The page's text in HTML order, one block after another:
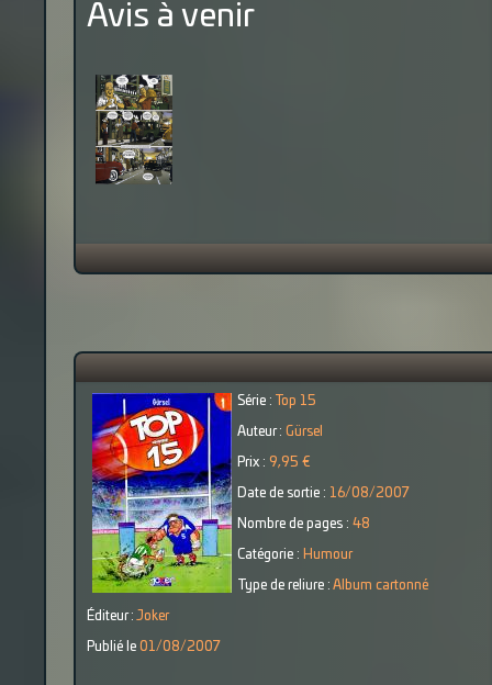
Avis à venir
Série : Top 15
Auteur : Gürsel
Prix : 9,95 €
Date de sortie : 16/08/2007
Nombre de pages : 48
Catégorie : Humour
Type de reliure : Album cartonné
Éditeur : Joker
Publié le 01/08/2007